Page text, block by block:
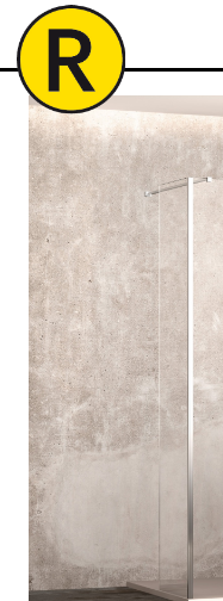
Home /